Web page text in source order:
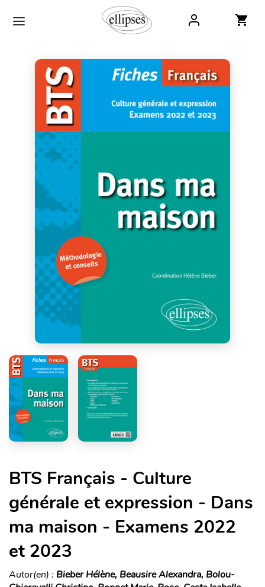
BTS Français - Culture
générale et expression - Dans
ma maison - Examens 2022
et 2023
Autor(en) : Bieber Hélène, Beausire Alexandra, Bolou-